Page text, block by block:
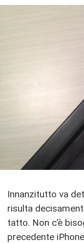
Innanzitutto va
risulta
tatto. Non c’è
precedente